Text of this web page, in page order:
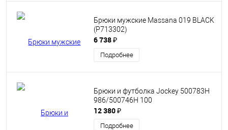
Брюки мужские Massana 019 BLACK
(P713302)
6 738 ₽
Подробнее
Брюки и футболка Jockey 500783Н
986/500746Н 100
12 380 ₽
Подробнее